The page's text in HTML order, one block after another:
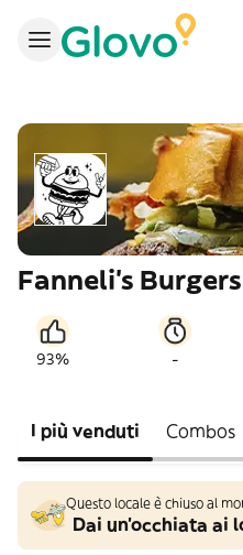
Fanneli's Burgers
93% -
I più venduti Combos
Questo locale è chiuso al
Dai un'occhiata ai